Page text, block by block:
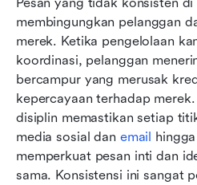
membingungkan pelanggan
merek. Ketika pengelolaan
koordinasi, pelanggan
bercampur yang merusak
kepercayaan terhadap
disiplin memastikan setiap
media sosial dan email
memperkuat pesan inti dan
sama. Konsistensi ini sangat